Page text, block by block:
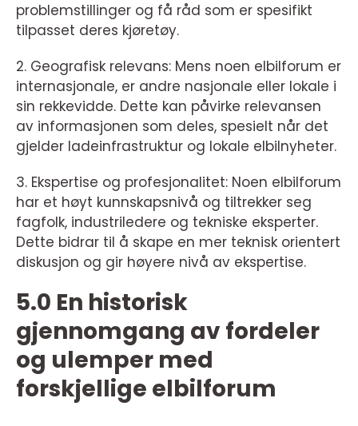
problemstillinger og få råd som er spesifikt
tilpasset deres kjøretøy.
2. Geografisk relevans: Mens noen elbilforum er
internasjonale, er andre nasjonale eller lokale i
sin rekkevidde. Dette kan påvirke relevansen
av informasjonen som deles, spesielt når det
gjelder ladeinfrastruktur og lokale elbilnyheter.
3. Ekspertise og profesjonalitet: Noen elbilforum
har et høyt kunnskapsnivå og tiltrekker seg
fagfolk, industriledere og tekniske eksperter.
Dette bidrar til å skape en mer teknisk orientert
diskusjon og gir høyere nivå av ekspertise.
5.0 En historisk
gjennomgang av fordeler
og ulemper med
forskjellige elbilforum